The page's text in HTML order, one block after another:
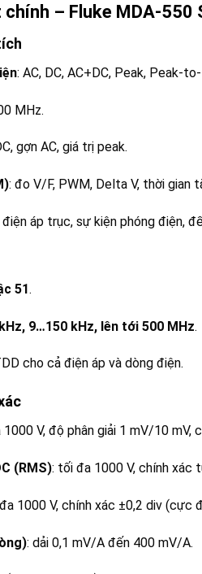
– Fluke MDA-550
: AC, DC, AC+DC, Peak, Peak-
MHz.
gợn AC, giá trị peak.
: đo V/F, PWM, Delta V, thời gian
áp trục, sự kiện phóng điện,
51.
9…150 kHz, lên tới 500 MHz.
cho cả điện áp và dòng điện.
V, độ phân giải 1 mV/10 mV,
(RMS): tối đa 1000 V, chính xác
1000 V, chính xác ±0,2 div
: dải 0,1 mV/A đến 400 mV/A.